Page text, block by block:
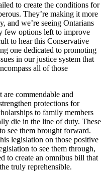
to create the conditions for
They’re making it more
and we’re seeing Ontarians
few options left to improve
to hear this Conservative
one dedicated to promoting
in our justice system that
all of those
are commendable and
protections for
to family members
die in the line of duty. These
see them brought forward.
legislation on those positive
to see them through,
to create an omnibus bill that
truly reprehensible.